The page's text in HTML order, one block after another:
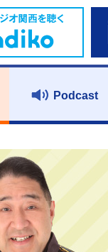
Podcast